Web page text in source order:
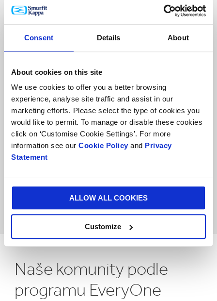
Consent Details About
About cookies on this site
We use cookies to offer you a better browsing
experience, analyse site traffic and assist in our
marketing efforts. Please select the type of cookies you
would like to permit. To manage or disable these cookies
click on ‘Customise Cookie Settings’. For more
information see our Cookie Policy and Privacy
Statement
ALLOW ALL COOKIES
Customize
Naše komunity podle
programu EveryOne